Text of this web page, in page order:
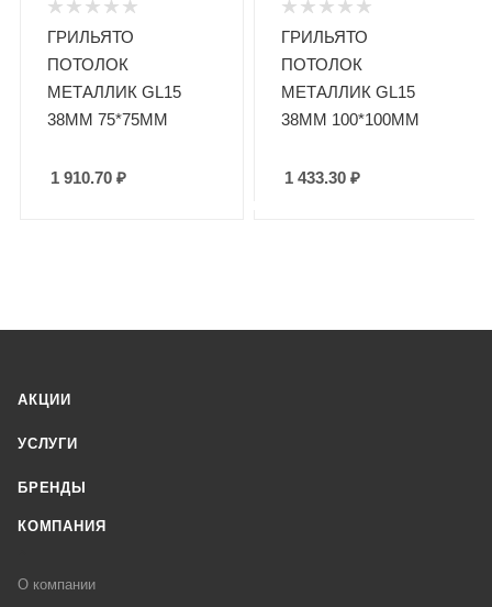
ГРИЛЬЯТО
ПОТОЛОК
МЕТАЛЛИК GL15
38ММ 75*75ММ
1 910.70 ₽
ГРИЛЬЯТО
ПОТОЛОК
МЕТАЛЛИК GL15
38ММ 100*100ММ
1 433.30 ₽
АКЦИИ
УСЛУГИ
БРЕНДЫ
КОМПАНИЯ
О компании